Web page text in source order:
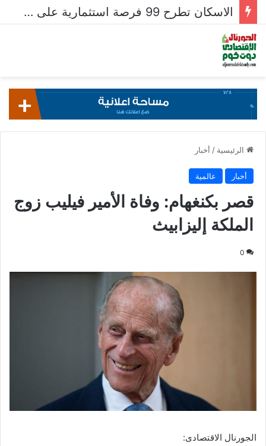
الاسكان تطرح 99 فرصة استثمارية على بوابة خدمات المستثمرين للشركات المصرية واستقبال 204 طلبات للشركات الأجنبية
الرئيسية / أخبار
أخبار عالمية
قصر بكنغهام: وفاة الأمير فيليب زوج
الملكة إليزابيث
0
الجورنال الاقتصادى: